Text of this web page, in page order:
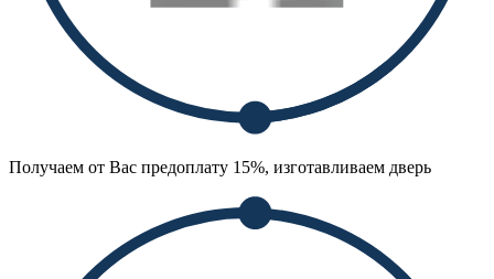
Получаем от Вас предоплату 15%, изготавливаем дверь